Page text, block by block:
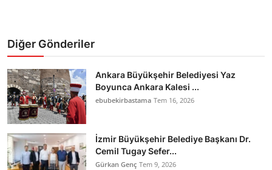
Diğer Gönderiler
Ankara Büyükşehir Belediyesi Yaz
Boyunca Ankara Kalesi ...
ebubekirbastama Tem 16, 2026
İzmir Büyükşehir Belediye Başkanı Dr.
Cemil Tugay Sefer...
Gürkan Genç Tem 9, 2026